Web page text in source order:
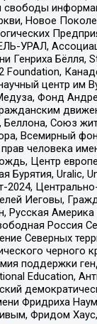
Новое
УРАЛ,
Генриха Бёлля,
Foundation,
центр им
Фонд
Союз
Всемирный
человека
Центр
Бурятия, Uralic,
2024,
Иеговы,
Америка
Россия
Северных
черного
поддержки
Education,
Фридриха
Фридом